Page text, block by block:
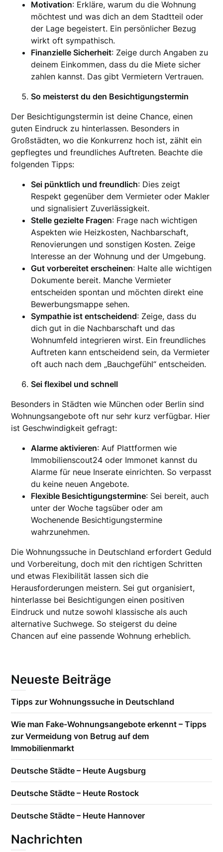
Motivation: Erkläre, warum du die Wohnung
möchtest und was dich an dem Stadtteil oder
der Lage begeistert. Ein persönlicher Bezug
wirkt oft sympathisch.
Finanzielle Sicherheit: Zeige durch Angaben zu
deinem Einkommen, dass du die Miete sicher
zahlen kannst. Das gibt Vermietern Vertrauen.
So meisterst du den Besichtigungstermin
Der Besichtigungstermin ist deine Chance, einen
guten Eindruck zu hinterlassen. Besonders in
Großstädten, wo die Konkurrenz hoch ist, zählt ein
gepflegtes und freundliches Auftreten. Beachte die
folgenden Tipps:
Sei pünktlich und freundlich: Dies zeigt
Respekt gegenüber dem Vermieter oder Makler
und signalisiert Zuverlässigkeit.
Stelle gezielte Fragen: Frage nach wichtigen
Aspekten wie Heizkosten, Nachbarschaft,
Renovierungen und sonstigen Kosten. Zeige
Interesse an der Wohnung und der Umgebung.
Gut vorbereitet erscheinen: Halte alle wichtigen
Dokumente bereit. Manche Vermieter
entscheiden spontan und möchten direkt eine
Bewerbungsmappe sehen.
Sympathie ist entscheidend: Zeige, dass du
dich gut in die Nachbarschaft und das
Wohnumfeld integrieren wirst. Ein freundliches
Auftreten kann entscheidend sein, da Vermieter
oft auch nach dem „Bauchgefühl“ entscheiden.
Sei flexibel und schnell
Besonders in Städten wie München oder Berlin sind
Wohnungsangebote oft nur sehr kurz verfügbar. Hier
ist Geschwindigkeit gefragt:
Alarme aktivieren: Auf Plattformen wie
Immobilienscout24 oder Immonet kannst du
Alarme für neue Inserate einrichten. So verpasst
du keine neuen Angebote.
Flexible Besichtigungstermine: Sei bereit, auch
unter der Woche tagsüber oder am
Wochenende Besichtigungstermine
wahrzunehmen.
Die Wohnungssuche in Deutschland erfordert Geduld
und Vorbereitung, doch mit den richtigen Schritten
und etwas Flexibilität lassen sich die
Herausforderungen meistern. Sei gut organisiert,
hinterlasse bei Besichtigungen einen positiven
Eindruck und nutze sowohl klassische als auch
alternative Suchwege. So steigerst du deine
Chancen auf eine passende Wohnung erheblich.
Neueste Beiträge
Tipps zur Wohnungssuche in Deutschland
Wie man Fake-Wohnungsangebote erkennt – Tipps
zur Vermeidung von Betrug auf dem
Immobilienmarkt
Deutsche Städte – Heute Augsburg
Deutsche Städte – Heute Rostock
Deutsche Städte – Heute Hannover
Nachrichten